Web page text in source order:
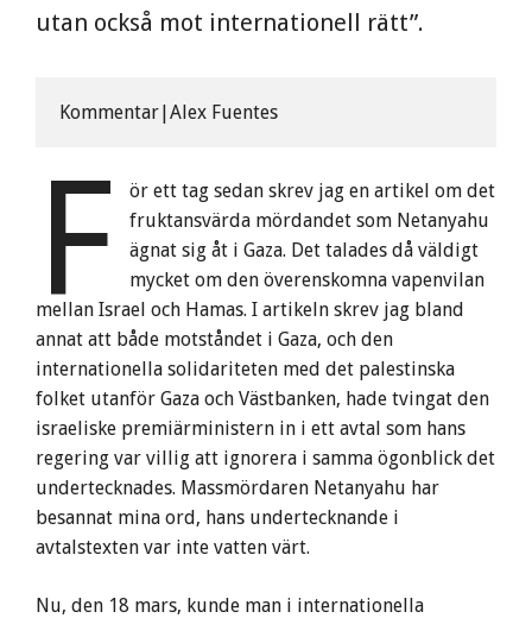
utan också mot internationell rätt”.
Kommentar|Alex Fuentes
F
ör ett tag sedan skrev jag en artikel om det
fruktansvärda mördandet som Netanyahu
ägnat sig åt i Gaza. Det talades då väldigt
mycket om den överenskomna vapenvilan
mellan Israel och Hamas. I artikeln skrev jag bland
annat att både motståndet i Gaza, och den
internationella solidariteten med det palestinska
folket utanför Gaza och Västbanken, hade tvingat den
israeliske premiärministern in i ett avtal som hans
regering var villig att ignorera i samma ögonblick det
undertecknades. Massmördaren Netanyahu har
besannat mina ord, hans undertecknande i
avtalstexten var inte vatten värt.
Nu, den 18 mars, kunde man i internationella